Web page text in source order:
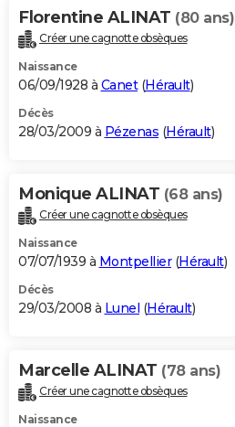
Florentine ALINAT (80 ans)
Créer une cagnotte obsèques
Naissance
06/09/1928 à Canet(Hérault)
Décès
28/03/2009 à Pézenas (Hérault)
Monique ALINAT (68 ans)
Créer une cagnotte obsèques
Naissance
07/07/1939 à Montpellier(Hérault)
Décès
29/03/2008 à Lunel (Hérault)
Marcelle ALINAT (78 ans)
Créer une cagnotte obsèques
Naissance